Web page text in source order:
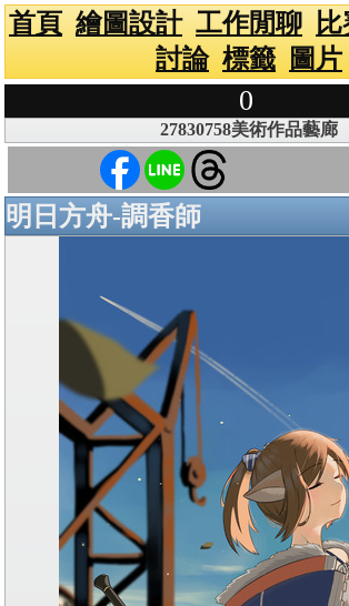
首頁 繪圖設計 工作閒聊
討論 標籤 圖片
0
27830758美術作品藝廊
明日方舟-調香師